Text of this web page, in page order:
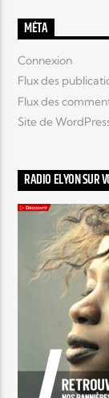
MÉTA
Connexion
Flux des
Flux des
Site de
RADIO ELYON SUR